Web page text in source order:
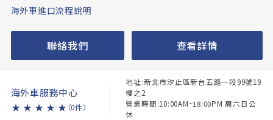
海外車進口流程說明
聯絡我們 查看詳情
海外車服務中心
★ ★ ★ ★ ★ （0件）
地址:新北市汐止區新台五路一段99號19
樓之2
營業時間:10:00AM~18:00PM 周六日公
休